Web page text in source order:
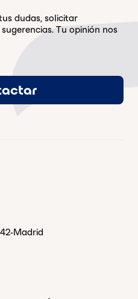
dudas, solicitar
Tu opinión nos
Madrid